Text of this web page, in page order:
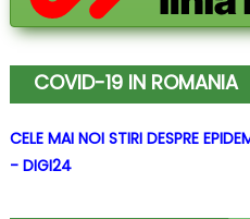
COVID-19 IN ROMANIA
CELE MAI NOI STIRI DESPRE
- DIGI24